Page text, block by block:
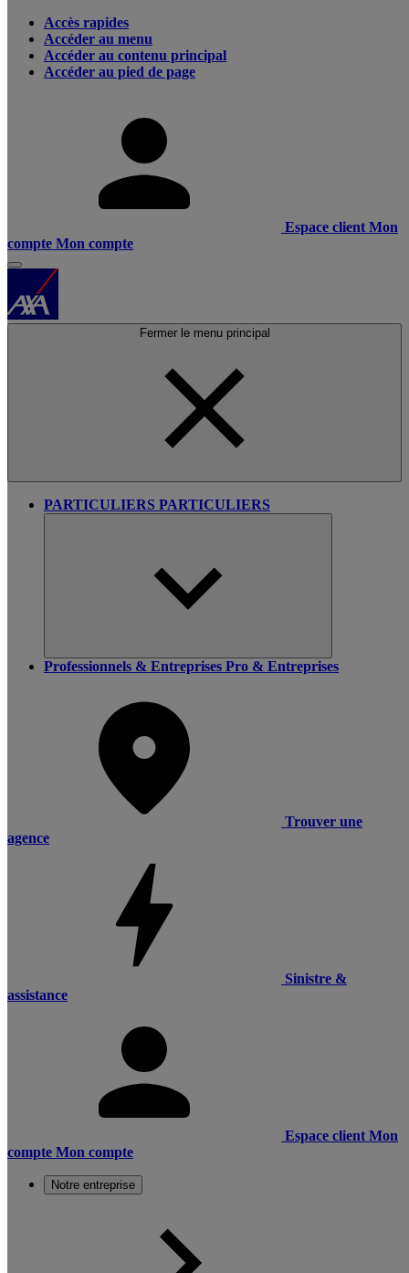
Accès rapides
Accéder au menu
Accéder au contenu principal
Accéder au pied de page
Espace client Mon
compte Mon compte
Fermer le menu principal
PARTICULIERS PARTICULIERS
Professionnels & Entreprises Pro & Entreprises
Trouver une
agence
Sinistre &
assistance
Espace client Mon
compte Mon compte
Notre entreprise